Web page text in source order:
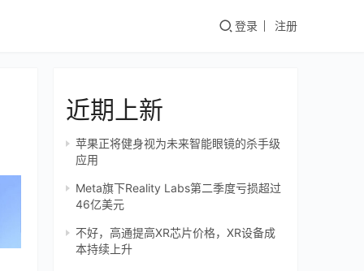
登录 注册
近期上新
苹果正将健身视为未来智能眼镜的杀手级
应用
Meta旗下Reality Labs第二季度亏损超过
46亿美元
不好，高通提高XR芯片价格，XR设备成
本持续上升